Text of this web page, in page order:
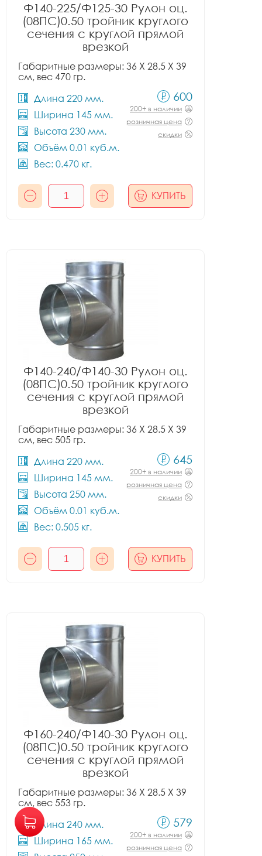
Ф140-225/Ф125-30 Рулон оц.
(08ПС)0.50 тройник круглого
сечения с круглой прямой
врезкой
Габаритные размеры: 36 X 28.5 X 39
см, вес 470 гр.
Длина 220 мм.
Ширина 145 мм.
Высота 230 мм.
Объём 0.01 куб.м.
Вес: 0.470 кг.
600
200+ в наличии
розничная цена
скидки
КУПИТЬ
Ф140-240/Ф140-30 Рулон оц.
(08ПС)0.50 тройник круглого
сечения с круглой прямой
врезкой
Габаритные размеры: 36 X 28.5 X 39
см, вес 505 гр.
Длина 220 мм.
Ширина 145 мм.
Высота 250 мм.
Объём 0.01 куб.м.
Вес: 0.505 кг.
645
200+ в наличии
розничная цена
скидки
КУПИТЬ
Ф160-240/Ф140-30 Рулон оц.
(08ПС)0.50 тройник круглого
сечения с круглой прямой
врезкой
Габаритные размеры: 36 X 28.5 X 39
см, вес 553 гр.
Длина 240 мм.
Ширина 165 мм.
579
200+ в наличии
розничная цена